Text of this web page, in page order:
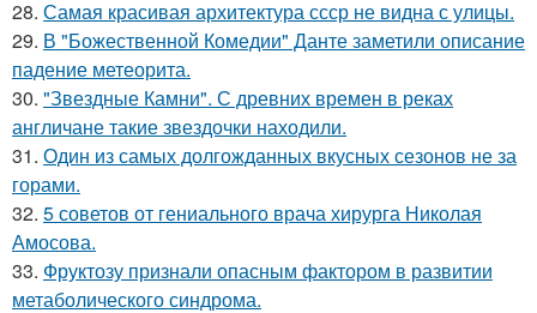
28. Самая красивая архитектура ссср не видна с улицы.
29. В "Божественной Комедии" Данте заметили описание
падение метеорита.
30. "Звездные Камни". С древних времен в реках
англичане такие звездочки находили.
31. Один из самых долгожданных вкусных сезонов не за
горами.
32. 5 советов от гениального врача хирурга Николая
Амосова.
33. Фруктозу признали опасным фактором в развитии
метаболического синдрома.